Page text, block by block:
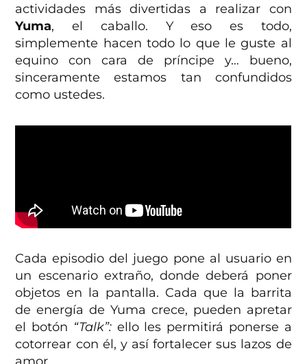
actividades más divertidas a realizar con
Yuma, el caballo. Y eso es todo,
simplemente hacen todo lo que le guste al
equino con cara de príncipe y… bueno,
sinceramente estamos tan confundidos
como ustedes.
Cada episodio del juego pone al usuario en
un escenario extraño, donde deberá poner
objetos en la pantalla. Cada que la barrita
de energía de Yuma crece, pueden apretar
el botón “Talk”: ello les permitirá ponerse a
cotorrear con él, y así fortalecer sus lazos de